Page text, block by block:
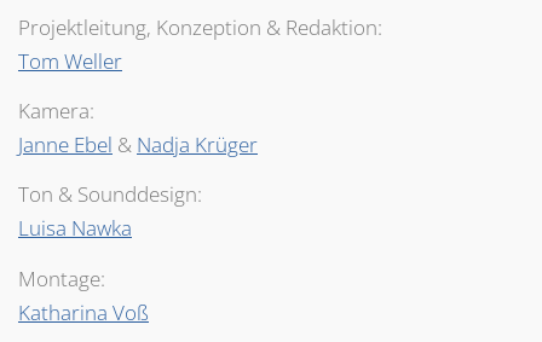
Projektleitung, Konzeption & Redaktion:
Tom Weller
Kamera:
Janne Ebel & Nadja Krüger
Ton & Sounddesign:
Luisa Nawka
Montage:
Katharina Voß